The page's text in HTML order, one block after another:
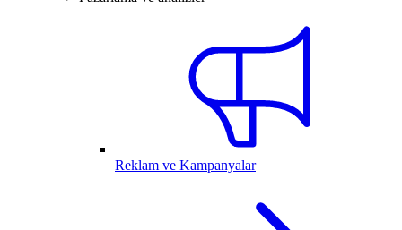
Reklam ve Kampanyalar